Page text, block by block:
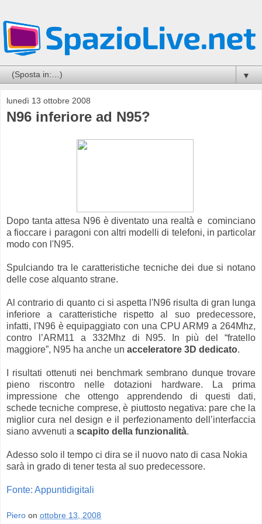
▼
lunedì 13 ottobre 2008
N96 inferiore ad N95?
Dopo tanta attesa N96 è diventato una realtà e cominciano
a fioccare i paragoni con altri modelli di telefoni, in particolar
modo con l'N95.
Spulciando tra le caratteristiche tecniche dei due si notano
delle cose alquanto strane.
Al contrario di quanto ci si aspetta l'N96 risulta di gran lunga
inferiore a caratteristiche rispetto al suo predecessore,
infatti, l'N96 è equipaggiato con una CPU ARM9 a 264Mhz,
contro l’ARM11 a 332Mhz di N95. In più del “fratello
maggiore”, N95 ha anche un acceleratore 3D dedicato.
I risultati ottenuti nei benchmark sembrano dunque trovare
pieno riscontro nelle dotazioni hardware. La prima
impressione che ottengo apprendendo di questi dati,
schede tecniche comprese, è piuttosto negativa: pare che la
miglior cura nel design e il perfezionamento dell’interfaccia
siano avvenuti a scapito della funzionalità.
Adesso solo il tempo ci dira se il nuovo nato di casa Nokia
sarà in grado di tener testa al suo predecessore.
Fonte: Appuntidigitali
Piero on ottobre 13, 2008